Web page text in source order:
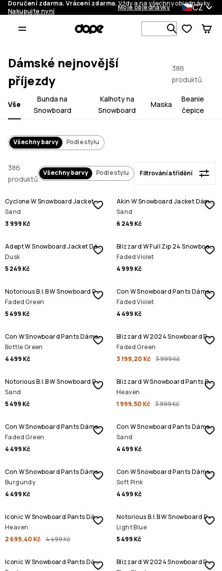
Doručení zdarma. Vrácení zdarma.Vždy a na všechny objednávky.
Nakupujte nyní
Moje objednávky CZ
Vyhledávej
Filtrování a třídění
Dámské nejnovější
příjezdy
386
produktů
Vše
Bunda na
Snowboard
Kalhoty na
Snowboard
Maska
Beanie
čepice
Všechny barvy Podle stylu
386
produktů
Všechny barvy Podle stylu Filtrování a třídění
Cyclone W Snowboard Jacket Dámské
Sand
3 999 Kč
Akin W Snowboard Jacket Dámské
Sand
6 249 Kč
Adept W Snowboard Jacket Dámské
Dusk
5 249 Kč
Blizzard W Full Zip 24 Snowboard Jacket Dámské
Faded Violet
4 999 Kč
Notorious B.I.B W Snowboard Pants Dámské
Faded Green
5 499 Kč
Con W Snowboard Pants Dámské
Faded Violet
4 499 Kč
Con W Snowboard Pants Dámské
Bottle Green
4 499 Kč
SLEVA
Blizzard W 2024 Snowboard Pants Dámské
Faded Green
3 199,20 Kč 3 999 Kč
Notorious B.I.B W Snowboard Pants Dámské
Sand
5 499 Kč
SLEVA
Blizzard W Snowboard Pants Dámské
Heaven
1 999,50 Kč 3 999 Kč
Con W Snowboard Pants Dámské
Faded Green
4 499 Kč
Con W Snowboard Pants Dámské
Sand
4 499 Kč
Con W Snowboard Pants Dámské
Burgundy
4 499 Kč
Con W Snowboard Pants Dámské
Soft Pink
4 499 Kč
SLEVA
Iconic W Snowboard Pants Dámské
Heaven
2 699,40 Kč 4 499 Kč
Notorious B.I.B W Snowboard Pants Dámské
Light Blue
5 499 Kč
SLEVA
Iconic W Snowboard Pants Dámské
SLEVA
Blizzard W 2024 Snowboard Pants Dámské